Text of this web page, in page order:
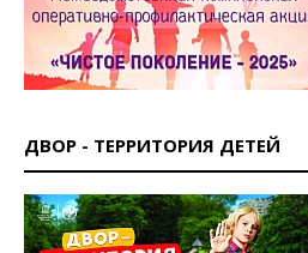
ДВОР - ТЕРРИТОРИЯ ДЕТЕЙ